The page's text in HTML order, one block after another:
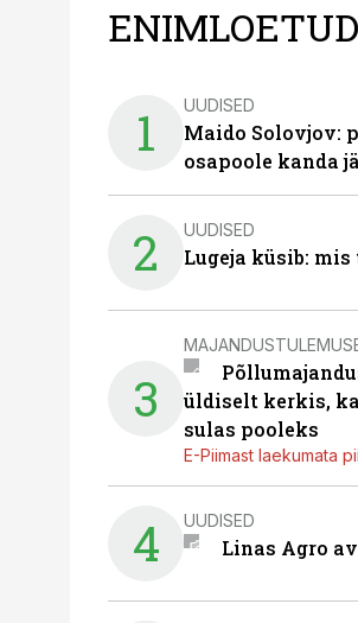
ENIMLOETUD
1 UUDISED
Maido Solovjov:
osapoole kanda
2 UUDISED
Lugeja küsib:
3
üldiselt kerkis,
sulas pooleks
E-Piimast laekumata
4 UUDISED
Linas Agro